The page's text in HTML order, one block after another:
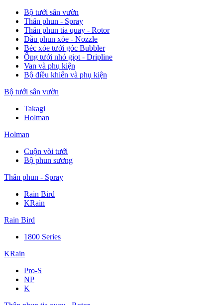
Bộ tưới sân vườn
Thân phun - Spray
Thân phun tia quay - Rotor
Đầu phun xòe - Nozzle
Béc xòe tưới góc Bubbler
Ống tưới nhỏ giọt - Dripline
Van và phụ kiện
Bộ điều khiển và phụ kiện
Bộ tưới sân vườn
Takagi
Holman
Holman
Cuộn vòi tưới
Bộ phun sương
Thân phun - Spray
Rain Bird
KRain
Rain Bird
1800 Series
KRain
Pro-S
NP
K